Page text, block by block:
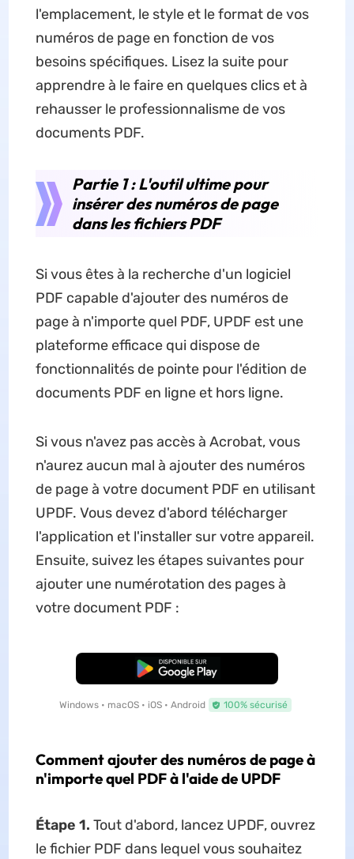
l'emplacement, le style et le format de vos
numéros de page en fonction de vos
besoins spécifiques. Lisez la suite pour
apprendre à le faire en quelques clics et à
rehausser le professionnalisme de vos
documents PDF.
Partie 1 : L'outil ultime pour
insérer des numéros de page
dans les fichiers PDF
Si vous êtes à la recherche d'un logiciel
PDF capable d'ajouter des numéros de
page à n'importe quel PDF, UPDF est une
plateforme efficace qui dispose de
fonctionnalités de pointe pour l'édition de
documents PDF en ligne et hors ligne.
Si vous n'avez pas accès à Acrobat, vous
n'aurez aucun mal à ajouter des numéros
de page à votre document PDF en utilisant
UPDF. Vous devez d'abord télécharger
l'application et l'installer sur votre appareil.
Ensuite, suivez les étapes suivantes pour
ajouter une numérotation des pages à
votre document PDF :
TÉLÉCHARGER
Windows • macOS • iOS • Android 100% sécurisé
Comment ajouter des numéros de page à
n'importe quel PDF à l'aide de UPDF
Étape 1. Tout d'abord, lancez UPDF, ouvrez
le fichier PDF dans lequel vous souhaitez